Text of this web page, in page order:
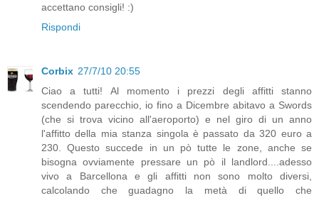
accettano consigli! :)
Rispondi
Corbix 27/7/10 20:55
Ciao a tutti! Al momento i prezzi degli affitti stanno
scendendo parecchio, io fino a Dicembre abitavo a Swords
(che si trova vicino all'aeroporto) e nel giro di un anno
l'affitto della mia stanza singola è passato da 320 euro a
230. Questo succede in un pò tutte le zone, anche se
bisogna ovviamente pressare un pò il landlord....adesso
vivo a Barcellona e gli affitti non sono molto diversi,
calcolando che guadagno la metà di quello che